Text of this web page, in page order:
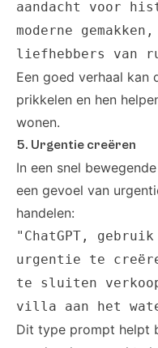
aandacht voor
moderne
liefhebbers van
Een goed verhaal kan
prikkelen en hen
wonen.
5. Urgentie creëren
In een snel
een gevoel van
handelen:
"ChatGPT,
urgentie te
te sluiten
villa aan het
Dit type prompt helpt